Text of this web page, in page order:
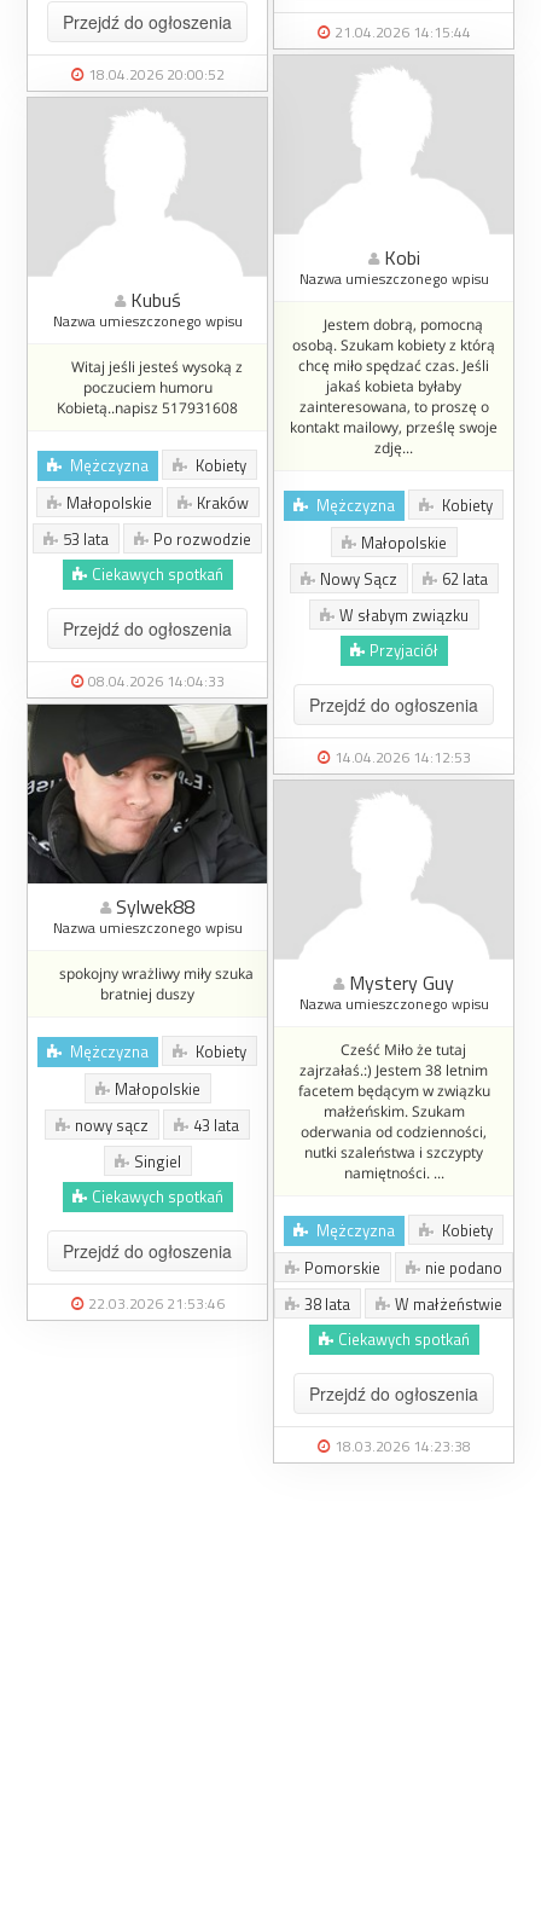
21.04.2026 14:15:44
Przejdź do ogłoszenia
18.04.2026 20:00:52
Kobi
Nazwa umieszczonego wpisu
Jestem dobrą, pomocną
osobą. Szukam kobiety z którą
chcę miło spędzać czas. Jeśli
jakaś kobieta byłaby
zainteresowana, to proszę o
kontakt mailowy, prześlę swoje
zdję...
Mężczyzna
Kobiety
Małopolskie
Nowy Sącz
62 lata
W słabym związku
Przyjaciół
Przejdź do ogłoszenia
14.04.2026 14:12:53
Kubuś
Nazwa umieszczonego wpisu
Witaj jeśli jesteś wysoką z
poczuciem humoru
Kobietą..napisz 517931608
Mężczyzna
Kobiety
Małopolskie
Kraków
53 lata
Po rozwodzie
Ciekawych spotkań
Przejdź do ogłoszenia
08.04.2026 14:04:33
Sylwek88
Nazwa umieszczonego wpisu
spokojny wrażliwy miły szuka
bratniej duszy
Mężczyzna
Kobiety
Małopolskie
nowy sącz
43 lata
Singiel
Ciekawych spotkań
Przejdź do ogłoszenia
22.03.2026 21:53:46
Mystery Guy
Nazwa umieszczonego wpisu
Cześć Miło że tutaj
zajrzałaś.:) Jestem 38 letnim
facetem będącym w związku
małżeńskim. Szukam
oderwania od codzienności,
nutki szaleństwa i szczypty
namiętności. ...
Mężczyzna
Kobiety
Pomorskie
nie podano
38 lata
W małżeństwie
Ciekawych spotkań
Przejdź do ogłoszenia
18.03.2026 14:23:38